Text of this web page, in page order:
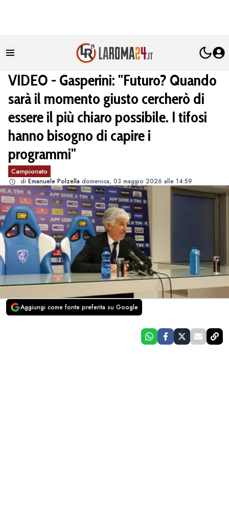
VIDEO - Gasperini: "Futuro? Quando
sarà il momento giusto cercherò di
essere il più chiaro possibile. I tifosi
hanno bisogno di capire i
programmi"
Campionato
di Emanuele Polzella domenica, 03 maggio 2026 alle 14:59
Aggiungi come fonte preferita su Google